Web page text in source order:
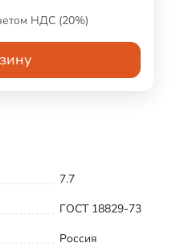
НДС (20%)
7.7
ГОСТ 18829-73
Россия